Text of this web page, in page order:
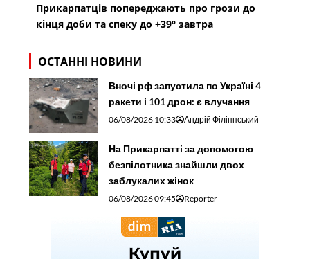
Прикарпатців попереджають про грози до
кінця доби та спеку до +39° завтра
ОСТАННІ НОВИНИ
Вночі рф запустила по Україні 4
ракети і 101 дрон: є влучання
06/08/2026 10:33 Андрій Філіппський
На Прикарпатті за допомогою
безпілотника знайшли двох
заблукалих жінок
06/08/2026 09:45 Reporter